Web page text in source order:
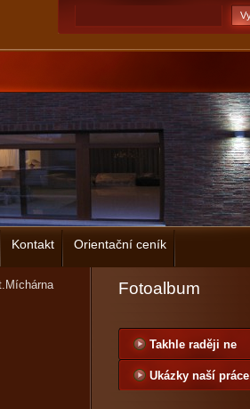
Kontakt Orientační ceník
Fotoalbum
Takhle raději ne
Ukázky naší práce